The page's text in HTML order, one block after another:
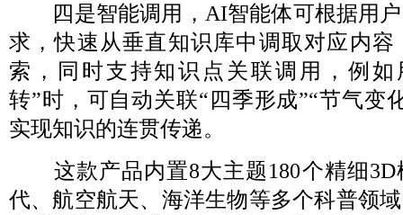
四是智能调用，AI智能体可根据用户
求，快速从垂直知识库中调取对应内容
索，同时支持知识点关联调用，例如
转”时，可自动关联“四季形成”“节气变
实现知识的连贯传递。
这款产品内置8大主题180个精细3D
代、航空航天、海洋生物等多个科普领